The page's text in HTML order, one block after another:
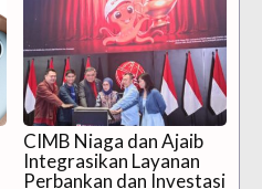
CIMB Niaga dan Ajaib
Integrasikan Layanan
Perbankan dan Investasi